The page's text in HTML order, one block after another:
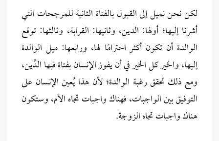
لكن نحن نميل إلى القبول بالفتاة الثانية للمرجحات التي
أشرنا إليها؛ أولها: الدين، وثانيها: القرابة، وثالثها: توقع
الوالدة أن تكون أكثر احترامًا لها، ورابعها: ميل الوالدة
إليها، والخير كل الخير في أن يفوز الإنسان بفتاة فيها الدِّين،
ومع ذلك تحقق رغبة الوالدة؛ لأن هذا يُعين الإنسان على
التوفيق بين الواجبات، فهناك واجبات تجاه الأم، وستكون
هناك واجبات تجاه الزوجة.